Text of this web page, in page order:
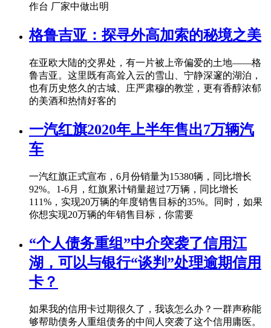
作台 厂家中做出明
格鲁吉亚：探寻外高加索的秘境之美
在亚欧大陆的交界处，有一片被上帝偏爱的土地——格
鲁吉亚。这里既有高耸入云的雪山、宁静深邃的湖泊，
也有历史悠久的古城、庄严肃穆的教堂，更有香醇浓郁
的美酒和热情好客的
一汽红旗2020年上半年售出7万辆汽
车
一汽红旗正式宣布，6月份销量为15380辆，同比增长
92%。1-6月，红旗累计销量超过7万辆，同比增长
111%，实现20万辆的年度销售目标的35%。同时，如果
你想实现20万辆的年销售目标，你需要
“个人债务重组”中介突袭了信用江
湖，可以与银行“谈判”处理逾期信用
卡？
如果我的信用卡过期很久了，我该怎么办？一群声称能
够帮助债务人重组债务的中间人突袭了这个信用庸医。